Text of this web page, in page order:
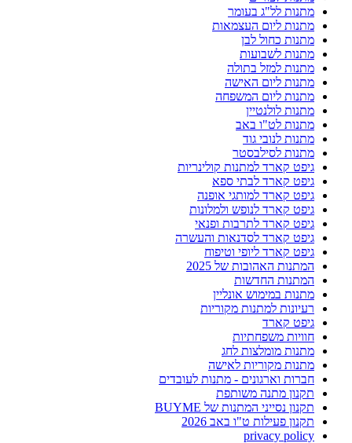
מתנות לל"ג בעומר
מתנות ליום העצמאות
מתנות כחול לבן
מתנות לשבועות
מתנות למזל בתולה
מתנות ליום האישה
מתנות ליום המשפחה
מתנות לולנטיין
מתנות לט"ו באב
מתנות לנובי גוד
מתנות לסילבסטר
גיפט קארד למתנות קולינריות
גיפט קארד לבתי ספא
גיפט קארד למותגי אופנה
גיפט קארד לנופש ולמלונות
גיפט קארד לתרבות ופנאי
גיפט קארד לסדנאות והעשרה
גיפט קארד ליופי וטיפוח
המתנות האהובות של 2025
המתנות החדשות
מתנות במימוש אונליין
רעיונות למתנות מקוריות
גיפט קארד
חוויות משפחתיות
מתנות מומלצות לחג
מתנות מקוריות לאישה
חברות וארגונים - מתנות לעובדים
תקנון מתנה משותפת
תקנון נסייני המתנות של BUYME
תקנון פעילות ט"ו באב 2026
privacy policy